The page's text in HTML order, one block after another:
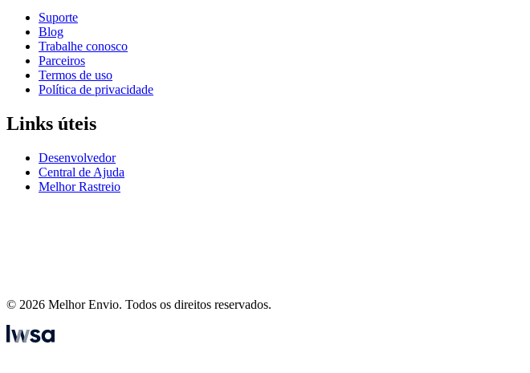
Suporte
Blog
Trabalhe conosco
Parceiros
Termos de uso
Política de privacidade
Links úteis
Desenvolvedor
Central de Ajuda
Melhor Rastreio
© 2026 Melhor Envio. Todos os direitos reservados.